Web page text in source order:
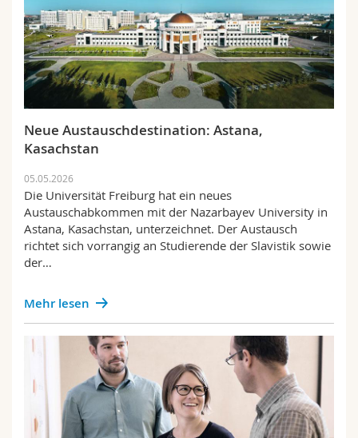
Neue Austauschdestination: Astana,
Kasachstan
05.05.2026
Die Universität Freiburg hat ein neues
Austauschabkommen mit der Nazarbayev University in
Astana, Kasachstan, unterzeichnet. Der Austausch
richtet sich vorrangig an Studierende der Slavistik sowie
der…
Mehr lesen